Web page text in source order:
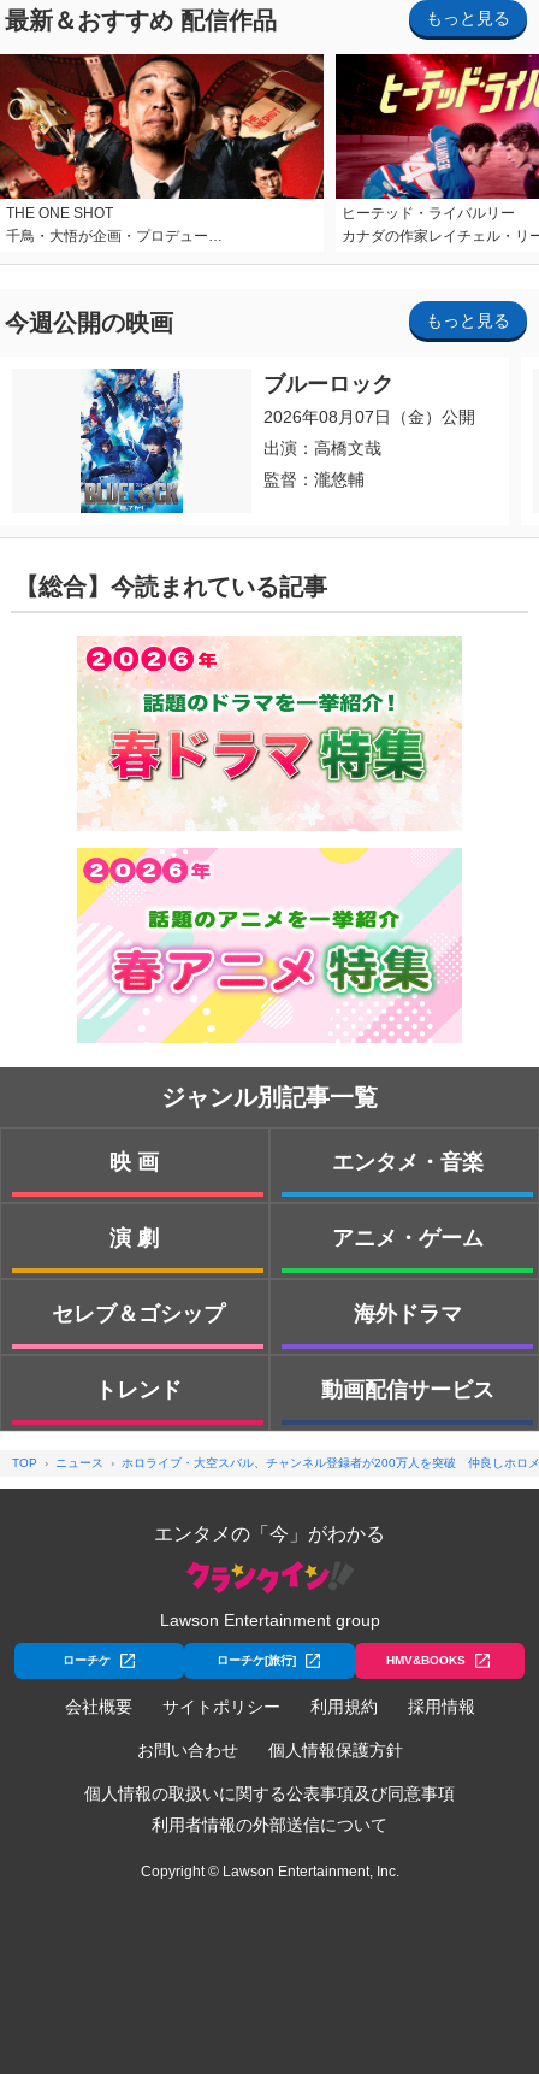
最新＆おすすめ 配信作品 もっと見る
THE ONE SHOT
千鳥・大悟が企画・プロデュー…
ヒーテッド・ライバルリー
カナダの作家レイチェル・リ
今週公開の映画 もっと見る
ブルーロック
2026年08月07日（金）公開
出演：高橋文哉
監督：瀧悠輔
【総合】今読まれている記事
ジャンル別記事一覧
映画
演劇
セレブ＆ゴシップ
トレンド
エンタメ・音楽
アニメ・ゲーム
海外ドラマ
動画配信サービス
TOP ニュース ホロライブ・大空スバル、チャンネル登録者が200万人を突破 仲良しホロ
エンタメの「今」がわかる
Lawson Entertainment group
ローチケ ローチケ[旅行] HMV&BOOKS
会社概要 サイトポリシー 利用規約 採用情報
お問い合わせ 個人情報保護方針
個人情報の取扱いに関する公表事項及び同意事項
利用者情報の外部送信について
Copyright © Lawson Entertainment, Inc.